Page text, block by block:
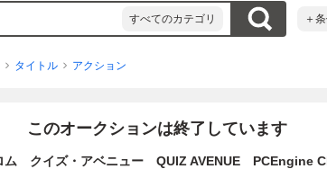
すべてのカテゴリ ＋
タイトル アクション
このオークションは終了しています
ム クイズ・アベニュー QUIZ AVENUE PCEngine